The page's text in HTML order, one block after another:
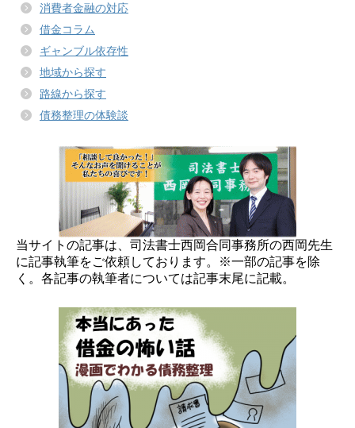
消費者金融の対応
借金コラム
ギャンブル依存性
地域から探す
路線から探す
債務整理の体験談
当サイトの記事は、司法書士西岡合同事務所の西岡先生
に記事執筆をご依頼しております。※一部の記事を除
く。各記事の執筆者については記事末尾に記載。